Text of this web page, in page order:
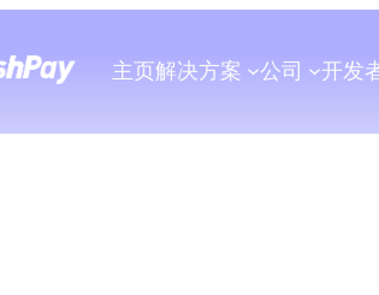
主页解决方案 公司 开发